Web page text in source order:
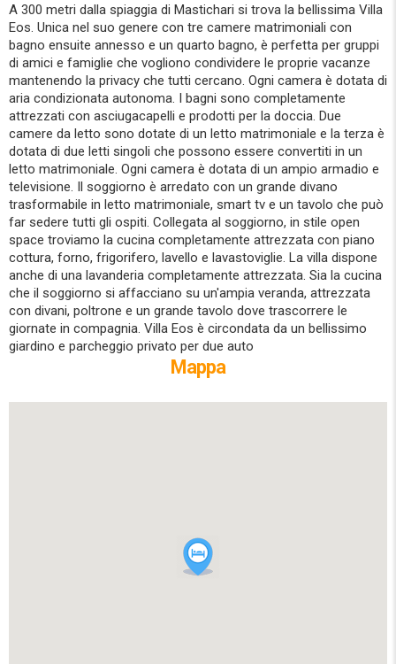
A 300 metri dalla spiaggia di Mastichari si trova la bellissima Villa
Eos. Unica nel suo genere con tre camere matrimoniali con
bagno ensuite annesso e un quarto bagno, è perfetta per gruppi
di amici e famiglie che vogliono condividere le proprie vacanze
mantenendo la privacy che tutti cercano. Ogni camera è dotata di
aria condizionata autonoma. I bagni sono completamente
attrezzati con asciugacapelli e prodotti per la doccia. Due
camere da letto sono dotate di un letto matrimoniale e la terza è
dotata di due letti singoli che possono essere convertiti in un
letto matrimoniale. Ogni camera è dotata di un ampio armadio e
televisione. Il soggiorno è arredato con un grande divano
trasformabile in letto matrimoniale, smart tv e un tavolo che può
far sedere tutti gli ospiti. Collegata al soggiorno, in stile open
space troviamo la cucina completamente attrezzata con piano
cottura, forno, frigorifero, lavello e lavastoviglie. La villa dispone
anche di una lavanderia completamente attrezzata. Sia la cucina
che il soggiorno si affacciano su un'ampia veranda, attrezzata
con divani, poltrone e un grande tavolo dove trascorrere le
giornate in compagnia. Villa Eos è circondata da un bellissimo
giardino e parcheggio privato per due auto
Mappa